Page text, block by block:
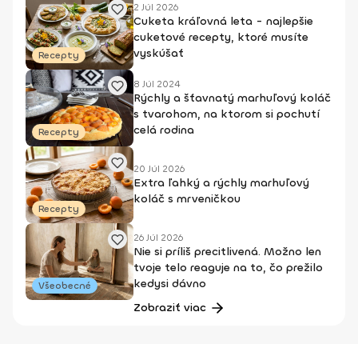
Recepty
2 Júl 2026
Cuketa kráľovná leta - najlepšie
cuketové recepty, ktoré musíte
vyskúšať
Recepty
8 Júl 2024
Rýchly a šťavnatý marhuľový koláč
s tvarohom, na ktorom si pochutí
celá rodina
Recepty
20 Júl 2026
Extra ľahký a rýchly marhuľový
koláč s mrveničkou
Všeobecné
26 Júl 2026
Nie si príliš precitlivená. Možno len
tvoje telo reaguje na to, čo prežilo
kedysi dávno
Zobraziť viac